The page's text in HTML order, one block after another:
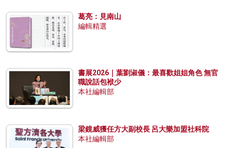
葛亮：見南山
編輯精選
書展2026｜葉劉淑儀：最喜歡姐姐角色 無官
職說話包袱少
本社編輯部
梁鏡威獲任方大副校長 呂大樂加盟社科院
本社編輯部